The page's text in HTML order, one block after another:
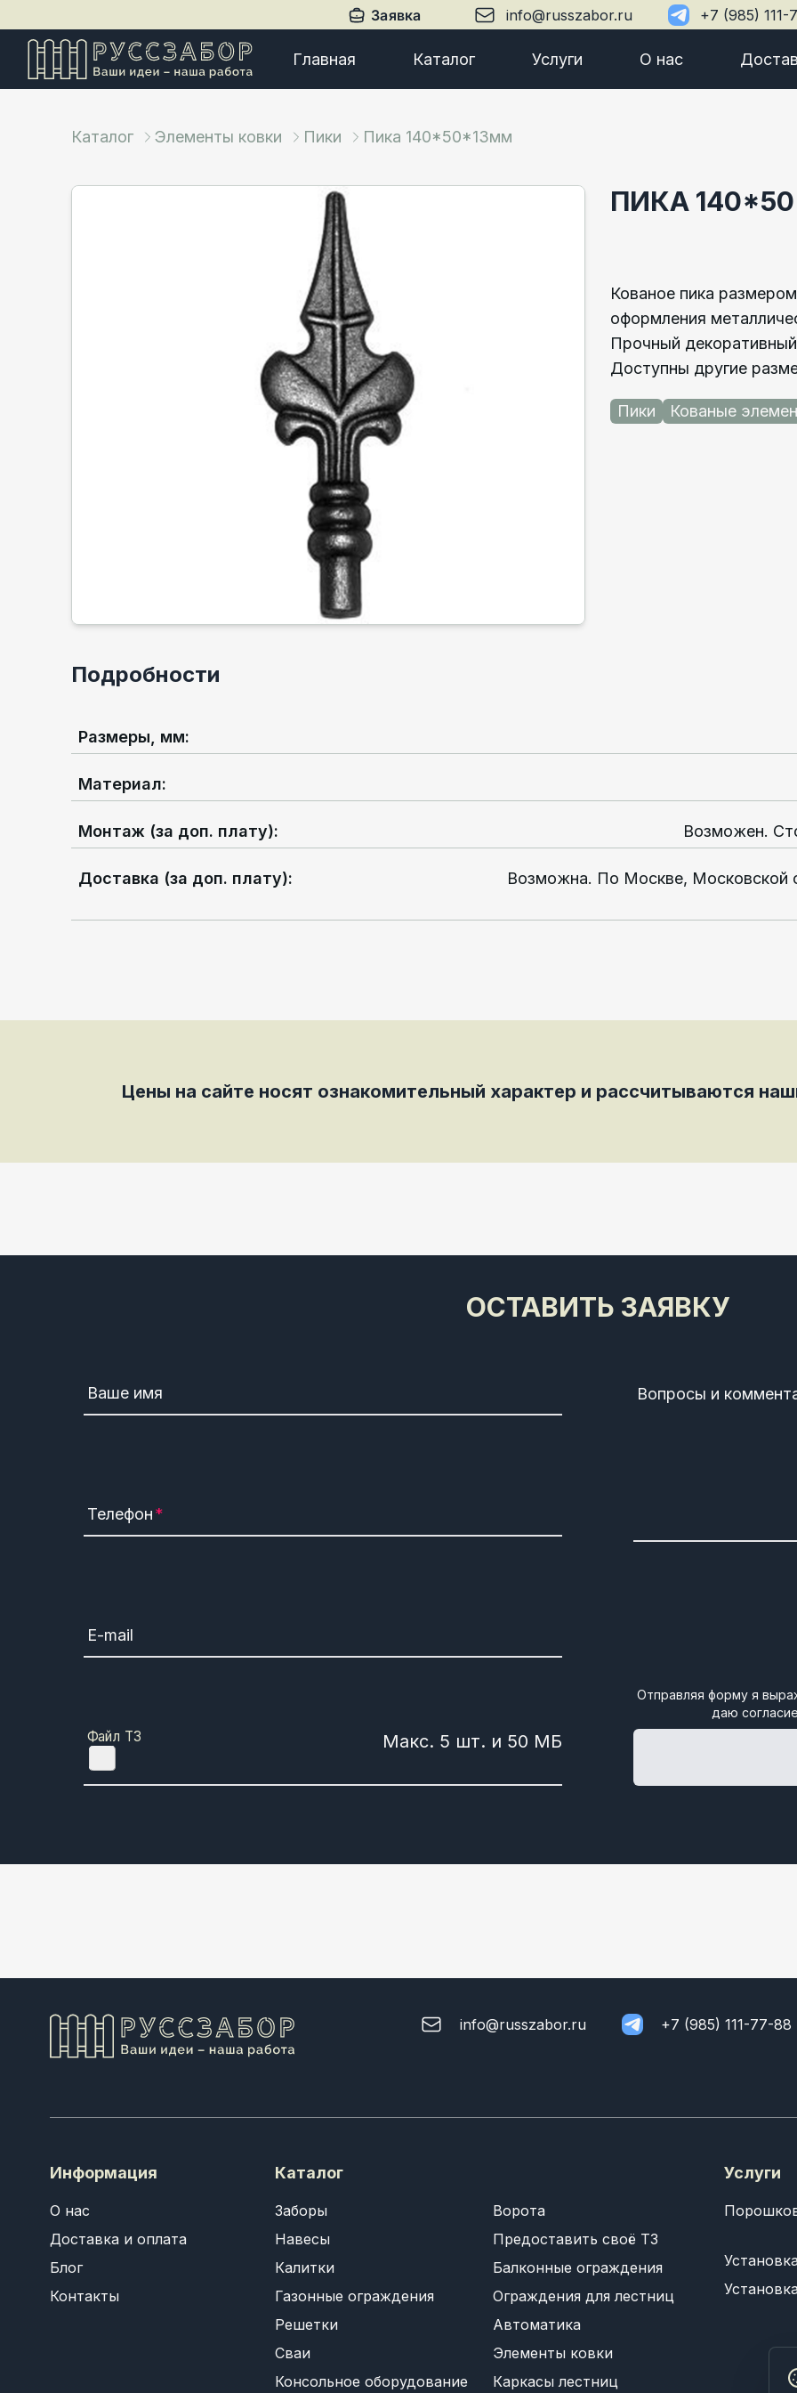
Заявка info@russzabor.ru +7 (985) 111-
Главная Каталог Услуги О нас
Каталог Элементы ковки Пики Пика 140*50*13мм
ПИКА
Кованое пика
оформления
Прочный
Доступны другие
Пики Кованые
Подробности
Размеры, мм:
Материал:
Монтаж (за доп. плату): Возможен.
Доставка (за доп. плату): Возможна. По Москве, Московской
Цены на сайте носят ознакомительный характер и рассчитываются
ОСТАВИТЬ ЗАЯВКУ
Ваше имя
Телефон
E-mail
Файл ТЗ
Вопросы и
Отправляя форму я
даю
info@russzabor.ru +7 (985) 111-77-88
Информация
О нас
Доставка и оплата
Блог
Контакты
Каталог
Заборы
Ворота
Навесы
Предоставить своё ТЗ
Калитки
Балконные ограждения
Газонные ограждения
Ограждения для лестниц
Решетки
Автоматика
Сваи
Элементы ковки
Консольное оборудование
Каркасы лестниц
Услуги